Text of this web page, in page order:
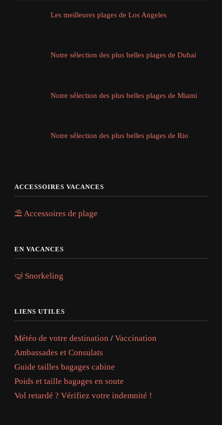
Les meilleures plages de Los Angeles
Notre sélection des plus belles plages de Dubai
Notre sélection des plus belles plages de Miami
Notre sélection des plus belles plages de Rio
ACCESSOIRES VACANCES
⛱️ Accessoires de plage
EN VACANCES
🤿 Snorkeling
LIENS UTILES
Météo de votre destination / Vaccination
Ambassades et Consulats
Guide tailles bagages cabine
Poids et taille bagages en soute
Vol retardé ? Vérifiez votre indemnité !